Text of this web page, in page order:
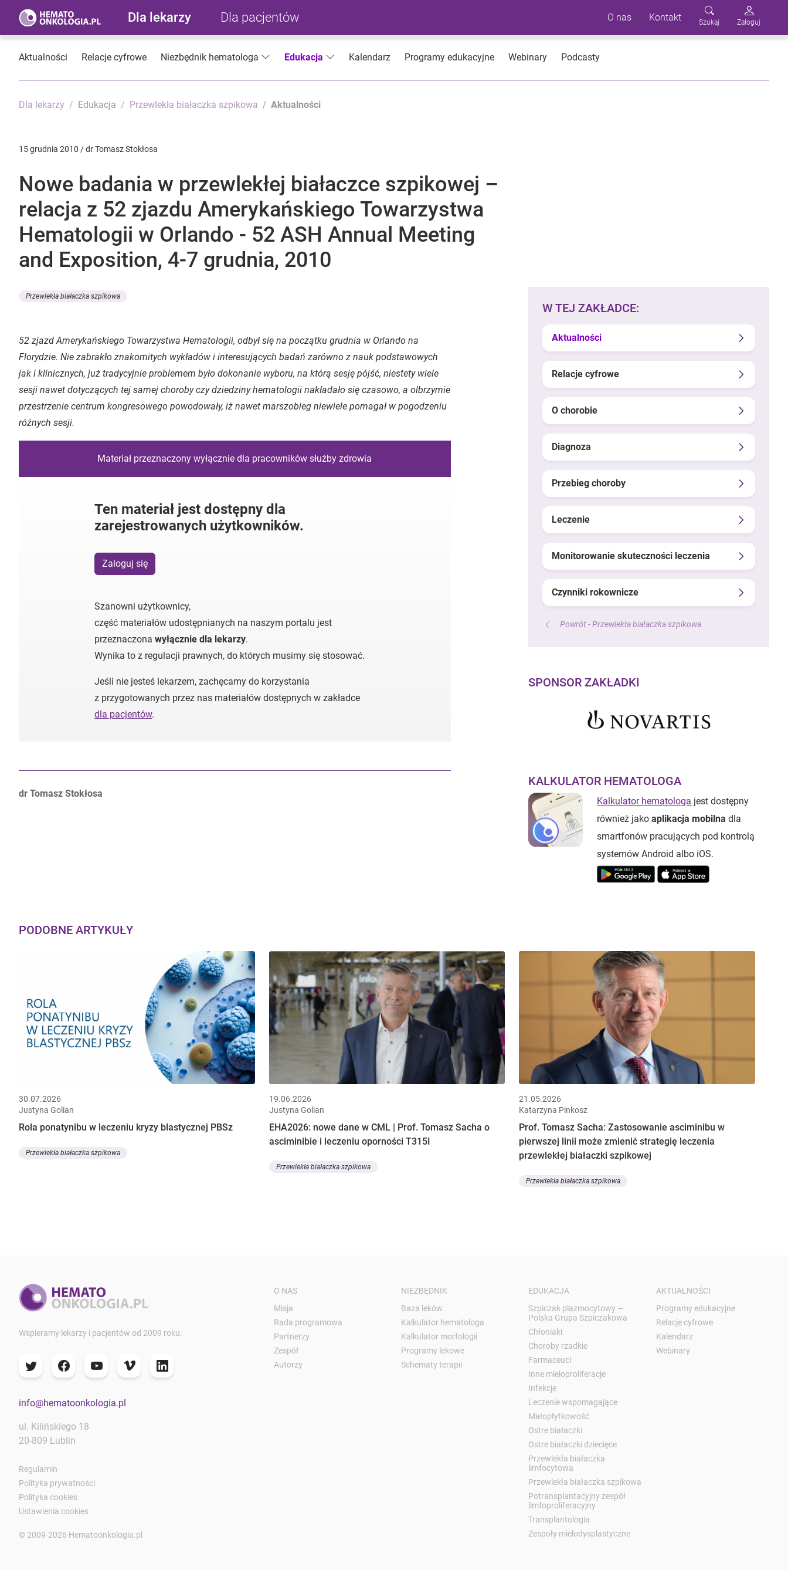
Dla lekarzy Dla pacjentów O nas Kontakt Szukaj Zaloguj
Aktualności Relacje cyfrowe Niezbędnik hematologa Edukacja Kalendarz Programy edukacyjne Webinary Podcasty
Dla lekarzy Edukacja Przewlekła białaczka szpikowa Aktualności
15 grudnia 2010 / dr Tomasz Stokłosa
Nowe badania w przewlekłej białaczce szpikowej –
relacja z 52 zjazdu Amerykańskiego Towarzystwa
Hematologii w Orlando - 52 ASH Annual Meeting
and Exposition, 4-7 grudnia, 2010
Przewlekła białaczka szpikowa
52 zjazd Amerykańskiego Towarzystwa Hematologii, odbył się na początku grudnia w Orlando na
Florydzie. Nie zabrakło znakomitych wykładów i interesujących badań zarówno z nauk podstawowych
jak i klinicznych, już tradycyjnie problemem było dokonanie wyboru, na którą sesję pójść, niestety wiele
sesji nawet dotyczących tej samej choroby czy dziedziny hematologii nakładało się czasowo, a olbrzymie
przestrzenie centrum kongresowego powodowały, iż nawet marszobieg niewiele pomagał w pogodzeniu
różnych sesji.
Materiał przeznaczony wyłącznie dla pracowników służby zdrowia
Ten materiał jest dostępny dla
zarejestrowanych użytkowników.
Zaloguj się
Szanowni użytkownicy,
część materiałów udostępnianych na naszym portalu jest
przeznaczona wyłącznie dla lekarzy.
Wynika to z regulacji prawnych, do których musimy się stosować.
Jeśli nie jesteś lekarzem, zachęcamy do korzystania
z przygotowanych przez nas materiałów dostępnych w zakładce
dla pacjentów.
Autorzy:
dr Tomasz Stokłosa
W TEJ ZAKŁADCE:
Aktualności
Relacje cyfrowe
O chorobie
Diagnoza
Przebieg choroby
Leczenie
Monitorowanie skuteczności leczenia
Czynniki rokownicze
Powrót - Przewlekła białaczka szpikowa
SPONSOR ZAKŁADKI
KALKULATOR HEMATOLOGA
Kalkulator hematologa jest dostępny
również jakoaplikacja mobilna dla
smartfonów pracujących pod kontrolą
systemów Android albo iOS.
PODOBNE ARTYKUŁY
30.07.2026
Justyna Golian
Rola ponatynibu w leczeniu kryzy blastycznej PBSz
Przewlekła białaczka szpikowa
19.06.2026
Justyna Golian
EHA2026: nowe dane w CML | Prof. Tomasz Sacha o
asciminibie i leczeniu oporności T315I
Przewlekła białaczka szpikowa
21.05.2026
Katarzyna Pinkosz
Prof. Tomasz Sacha: Zastosowanie asciminibu w
pierwszej linii może zmienić strategię leczenia
przewlekłej białaczki szpikowej
Przewlekła białaczka szpikowa
Wspieramy lekarzy i pacjentów od 2009 roku.
info@hematoonkologia.pl
ul. Kilińskiego 18
20-809 Lublin
Regulamin
Polityka prywatności
Polityka cookies
Ustawienia cookies
© 2009-2026 Hematoonkologia.pl
O NAS
Misja
Rada programowa
Partnerzy
Zespół
Autorzy
NIEZBĘDNIK
Baza leków
Kalkulator hematologa
Kalkulator morfologii
Programy lekowe
Schematy terapii
EDUKACJA
Szpiczak plazmocytowy —
Polska Grupa Szpiczakowa
Chłoniaki
Choroby rzadkie
Farmaceuci
Inne mieloproliferacje
Infekcje
Leczenie wspomagające
Małopłytkowość
Ostre białaczki
Ostre białaczki dziecięce
Przewlekła białaczka
limfocytowa
Przewlekła białaczka szpikowa
Potransplantacyjny zespół
limfoproliferacyjny
Transplantologia
Zespoły mielodysplastyczne
AKTUALNOŚCI
Programy edukacyjne
Relacje cyfrowe
Kalendarz
Webinary